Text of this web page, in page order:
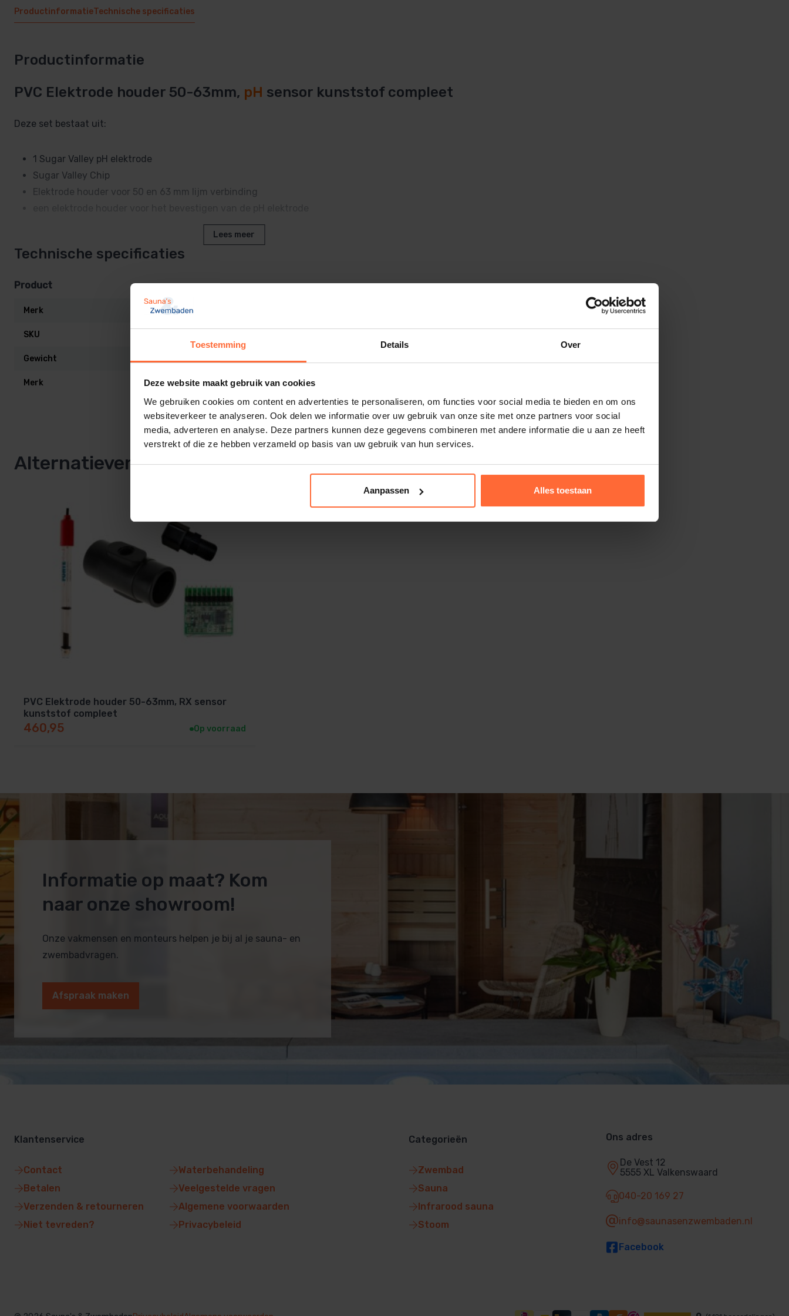
Toestemming Details Over
Deze website maakt gebruik van cookies
We gebruiken cookies om content en advertenties te personaliseren, om functies voor social media te bieden en om ons
websiteverkeer te analyseren. Ook delen we informatie over uw gebruik van onze site met onze partners voor social
media, adverteren en analyse. Deze partners kunnen deze gegevens combineren met andere informatie die u aan ze heeft
verstrekt of die ze hebben verzameld op basis van uw gebruik van hun services.
Aanpassen Alles toestaan
ProductinformatieTechnische specificaties
Productinformatie
PVC Elektrode houder 50-63mm, pH sensor kunststof compleet
Deze set bestaat uit:
1 Sugar Valley pH elektrode
Sugar Valley Chip
Elektrode houder voor 50 en 63 mm lijm verbinding
Lees meer
Technische specificaties
Product
Merk
SKU
Gewicht 0,5 kg
Merk Sugar Valley
Alternatieven
PVC Elektrode houder 50-63mm, RX sensor
kunststof compleet
460,95 Op voorraad
Informatie op maat? Kom
naar onze showroom!
Onze vakmensen en monteurs helpen je bij al je sauna- en
zwembadvragen.
Afspraak maken
Klantenservice
Contact
Betalen
Verzenden & retourneren
Niet tevreden?
Waterbehandeling
Veelgestelde vragen
Algemene voorwaarden
Privacybeleid
Categorieën
Zwembad
Sauna
Infrarood sauna
Stoom
Ons adres
De Vest 12
5555 XL Valkenswaard
040-20 169 27
info@saunasenzwembaden.nl
Facebook